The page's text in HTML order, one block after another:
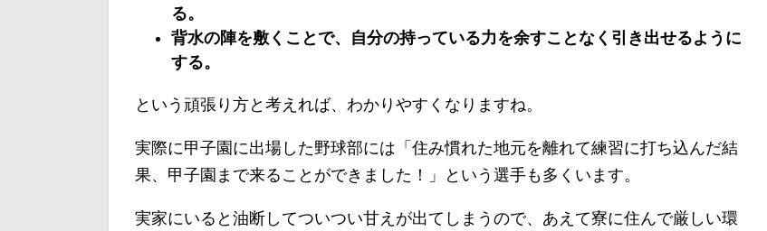
る。
背水の陣を敷くことで、自分の持っている力を余すことなく引き出せるように
する。
という頑張り方と考えれば、わかりやすくなりますね。
実際に甲子園に出場した野球部には「住み慣れた地元を離れて練習に打ち込んだ結
果、甲子園まで来ることができました！」という選手も多くいます。
実家にいると油断してついつい甘えが出てしまうので、あえて寮に住んで厳しい環